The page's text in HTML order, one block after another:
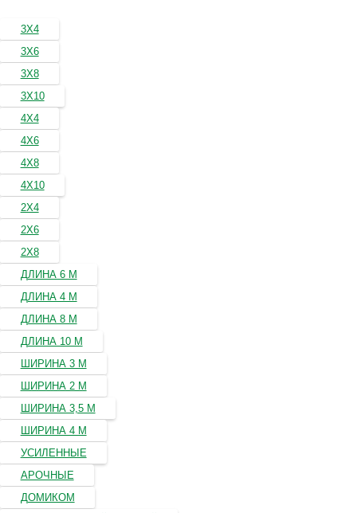
3Х4
3Х6
3Х8
3Х10
4Х4
4Х6
4Х8
4Х10
2Х4
2Х6
2Х8
ДЛИНА 6 М
ДЛИНА 4 М
ДЛИНА 8 М
ДЛИНА 10 М
ШИРИНА 3 М
ШИРИНА 2 М
ШИРИНА 3,5 М
ШИРИНА 4 М
УСИЛЕННЫЕ
АРОЧНЫЕ
ДОМИКОМ